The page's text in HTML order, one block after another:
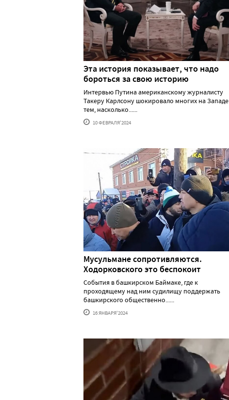
Эта история показывает, что надо
бороться за свою историю
Интервью Путина американскому журналисту
Такеру Карлсону шокировало многих на Западе
тем, насколько......
10 ФЕВРАЛЯ'2024
Мусульмане сопротивляются.
Ходорковского это беспокоит
События в башкирском Баймаке, где к
проходящему над ним судилищу поддержать
башкирского общественно......
16 ЯНВАРЯ'2024